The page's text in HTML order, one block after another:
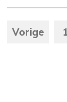
Vorige